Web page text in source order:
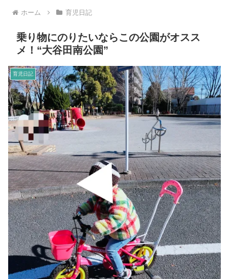
ホーム 育児日記
乗り物にのりたいならこの公園がオスス
メ！“大谷田南公園”
育児日記